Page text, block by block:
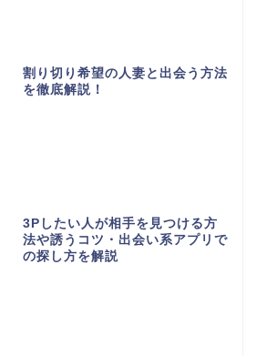
割り切り希望の人妻と出会う方法
を徹底解説！
3Pしたい人が相手を見つける方
法や誘うコツ・出会い系アプリで
の探し方を解説